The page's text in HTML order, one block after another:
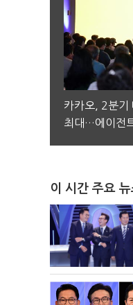
카카오, 2분기
최대…에이전
이 시간 주요